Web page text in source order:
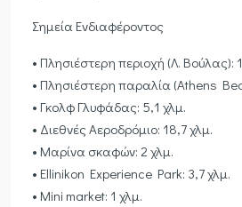
Σημεία Ενδιαφέροντος
• Πλησιέστερη περιοχή (Λ. Βούλας):
• Πλησιέστερη παραλία (Athens
• Γκολφ Γλυφάδας: 5,1 χλμ.
• Διεθνές Αεροδρόμιο: 18,7 χλμ.
• Μαρίνα σκαφών: 2 χλμ.
• Ellinikon Experience Park: 3,7 χλμ.
• Mini market: 1 χλμ.